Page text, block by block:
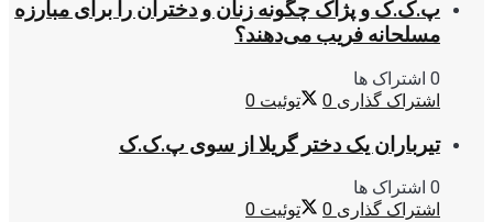
پ.ک.ک و پژاک چگونه زنان و دختران را برای مبارزه
مسلحانه فریب می‌دهند؟
0 اشتراک ها
اشتراک گذاری 0 توئیت 0
تیرباران یک دختر گریلا از سوی پ.ک.ک
0 اشتراک ها
اشتراک گذاری 0 توئیت 0